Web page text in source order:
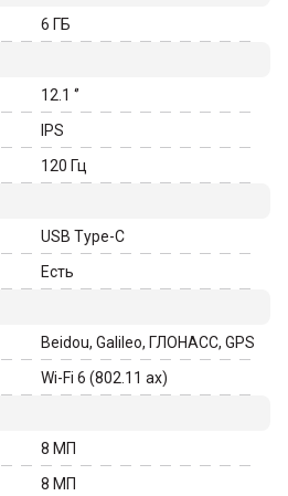
6 ГБ
12.1 ‘’
IPS
120 Гц
USB Type-C
Есть
Beidou, Galileo, ГЛОНАСС, GPS
Wi-Fi 6 (802.11 ax)
8 МП
8 МП